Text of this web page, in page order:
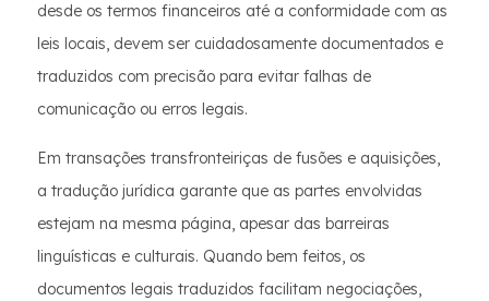
desde os termos financeiros até a conformidade com as
leis locais, devem ser cuidadosamente documentados e
traduzidos com precisão para evitar falhas de
comunicação ou erros legais.
Em transações transfronteiriças de fusões e aquisições,
a tradução jurídica garante que as partes envolvidas
estejam na mesma página, apesar das barreiras
linguísticas e culturais. Quando bem feitos, os
documentos legais traduzidos facilitam negociações,